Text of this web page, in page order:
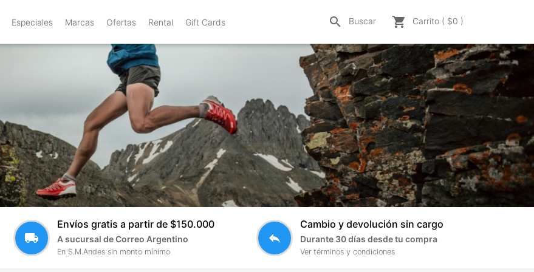
Especiales Marcas Ofertas Rental Gift Cards search Buscar shopping_cart Carrito ( $0 )
local_shipping
Envíos gratis a partir de $150.000
A sucursal de Correo Argentino
En S.M.Andes sin monto mínimo
reply
Cambio y devolución sin cargo
Durante 30 días desde tu compra
Ver términos y condiciones